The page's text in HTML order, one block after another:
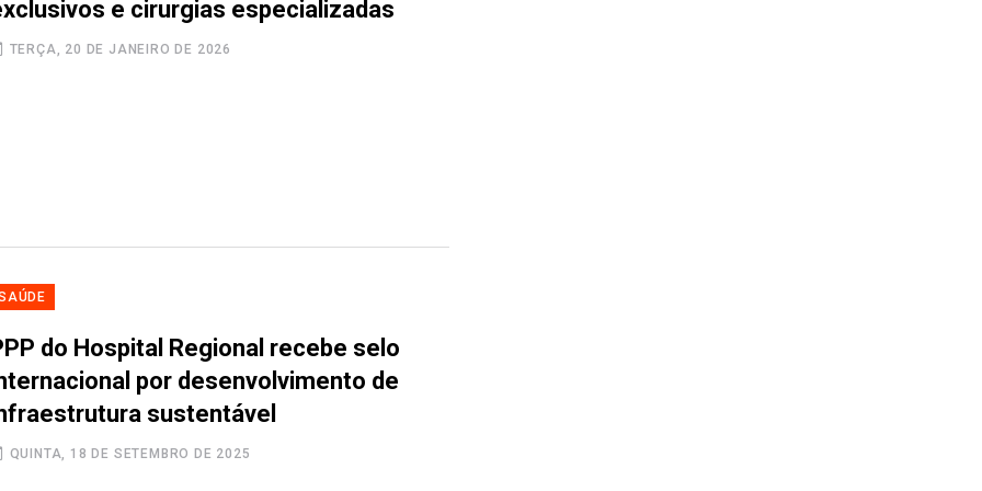
e cirurgias especializadas
TERÇA, 20 DE JANEIRO DE 2026
do Hospital Regional recebe selo
por desenvolvimento de
sustentável
QUINTA, 18 DE SETEMBRO DE 2025